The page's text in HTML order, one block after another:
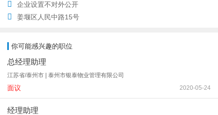
企业设置不对外公开
姜堰区人民中路15号
你可能感兴趣的职位
总经理助理
江苏省/泰州市 | 泰州市银泰物业管理有限公司
面议 2020-05-24
经理助理